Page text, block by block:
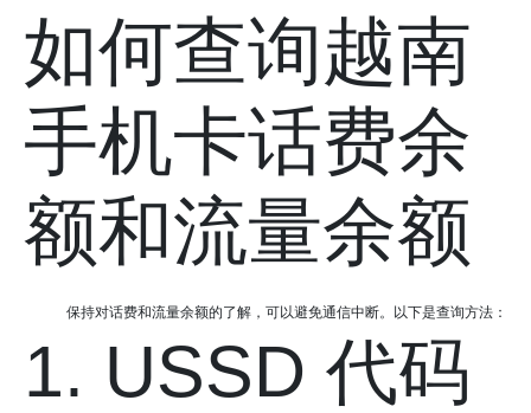
如何查询越南
手机卡话费余
额和流量余额
保持对话费和流量余额的了解，可以避免通信中断。以下是查询方法：
1. USSD 代码